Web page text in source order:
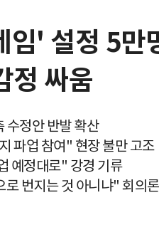
임' 설정 5만
정 싸움
수정안 반발 확산
파업 참여" 현장 불만 고조
예정대로" 강경 기류
번지는 것 아니냐" 회의